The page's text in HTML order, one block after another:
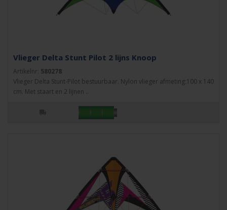
Vlieger Delta Stunt Pilot 2 lijns Knoop
Artikelnr: 580278
Vlieger Delta Stunt-Pilot bestuurbaar. Nylon vlieger afmeting:100 x 140
cm. Met staart en 2 lijnen ..